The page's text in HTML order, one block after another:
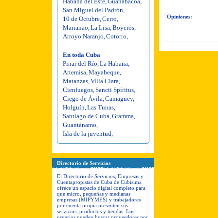
San Miguel del Padrón
10 de Octubre Cerro
Marianao La Lisa Boyeros
Arroyo Naranjo Cotorro
En toda Cuba
Pinar del Río La Habana
Artemisa Mayabeque
Matanzas Villa Clara
Cienfuegos Sancti Spíritus
Ciego de Ávila Camagüey,
Holguín Las Tunas
Santiago de Cuba Gramma
Guantánamo
Isla de la juventud
Directorio de Servicios
El Directorio de Servicios, Empresas y
Cuentapropistas de Cuba de Cubisima
ofrece un espacio digital completo para
que micro, pequeñas y medianas
empresas (MIPYMES) y trabajadores
por cuenta propia presenten sus
servicios, productos y tiendas. Los
usuarios pueden buscar proveedores por
Opiniones: